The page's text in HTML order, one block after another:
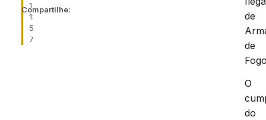
1
1:
5
7
Compartilhe:
de
de
O
do